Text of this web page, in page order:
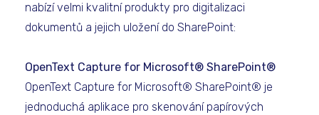
nabízí velmi kvalitní produkty pro digitalizaci
dokumentů a jejich uložení do SharePoint:
OpenText Capture for Microsoft® SharePoint®
OpenText Capture for Microsoft® SharePoint® je
jednoduchá aplikace pro skenování papírových